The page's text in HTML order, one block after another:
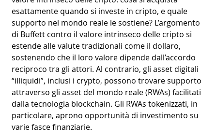
esattamente quando si investe in cripto, e quale
supporto nel mondo reale le sostiene? L’argomento
di Buffett contro il valore intrinseco delle cripto si
estende alle valute tradizionali come il dollaro,
sostenendo che il loro valore dipende dall’accordo
reciproco tra gli attori. Al contrario, gli asset digitali
“illiquidi”, inclusi i crypto, possono trovare supporto
attraverso gli asset del mondo reale (RWAs) facilitati
dalla tecnologia blockchain. Gli RWAs tokenizzati, in
particolare, aprono opportunità di investimento su
varie fasce finanziarie.